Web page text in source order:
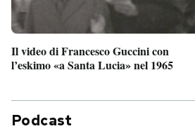
Il video di Francesco Guccini con
l’eskimo «a Santa Lucia» nel 1965
Podcast